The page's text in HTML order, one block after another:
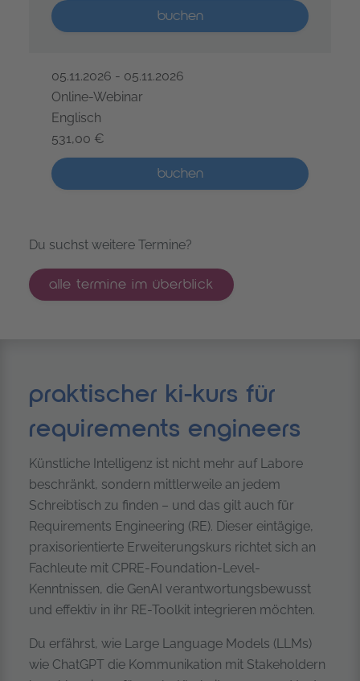
Mehr als 5 Plätze verfügbar
buchen
GenAI-gestütztes Requirements Engineering – 1 Tag
05.11.2026 - 05.11.2026
Online-Webinar
Englisch
531,00 €
Mehr als 5 Plätze verfügbar
buchen
Du suchst weitere Termine?
alle termine im überblick
praktischer ki-kurs für
requirements engineers
Künstliche Intelligenz ist nicht mehr auf Labore
beschränkt, sondern mittlerweile an jedem
Schreibtisch zu finden – und das gilt auch für
Requirements Engineering (RE). Dieser eintägige,
praxisorientierte Erweiterungskurs richtet sich an
Fachleute mit CPRE-Foundation-Level-
Kenntnissen, die GenAI verantwortungsbewusst
und effektiv in ihr RE-Toolkit integrieren möchten.
Du erfährst, wie Large Language Models (LLMs)
wie ChatGPT die Kommunikation mit Stakeholdern